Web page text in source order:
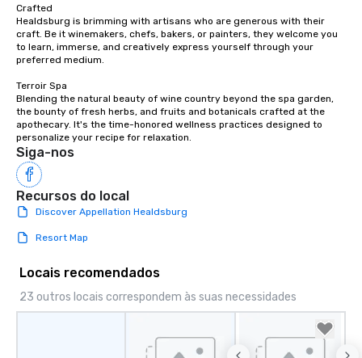
Crafted
Healdsburg is brimming with artisans who are generous with their
craft. Be it winemakers, chefs, bakers, or painters, they welcome you
to learn, immerse, and creatively express yourself through your
preferred medium.
Terroir Spa
Blending the natural beauty of wine country beyond the spa garden,
the bounty of fresh herbs, and fruits and botanicals crafted at the
apothecary. It's the time-honored wellness practices designed to
personalize your recipe for relaxation.
Siga-nos
Recursos do local
Discover Appellation Healdsburg
Resort Map
Locais recomendados
23 outros locais correspondem às suas necessidades